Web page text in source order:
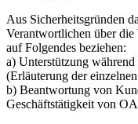
Aus Sicherheitsgründen
Verantwortlichen über
auf Folgendes beziehen:
a) Unterstützung
(Erläuterung der
b) Beantwortung von
Geschäftstätigkeit von